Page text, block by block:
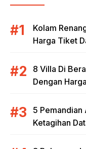
Kolam
Harga Tiket
8 Villa Di
Dengan
5 Pemandian
Ketagihan